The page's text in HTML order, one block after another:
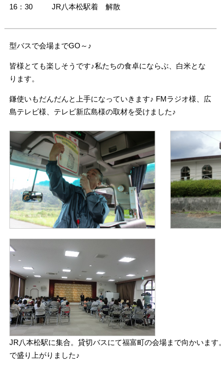
16：30 JR八本松駅着 解散
型バスで会場までGO～♪
皆様とても楽しそうです♪私たちの食卓にならぶ、白米とな
ります。
鎌使いもだんだんと上手になっていきます♪ FMラジオ様、広
島テレビ様、テレビ新広島様の取材を受けました♪
JR八本松駅に集合。貸切バスにて福富町の会場まで向かいま
で盛り上がりました♪